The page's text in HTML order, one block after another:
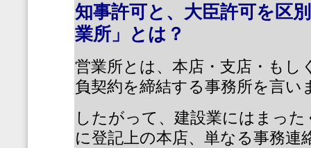
知事許可と、大臣許可を区
業所」とは？
営業所とは、本店・支店・もし
負契約を締結する事務所を言い
したがって、建設業にはまっ
に登記上の本店、単なる事務連